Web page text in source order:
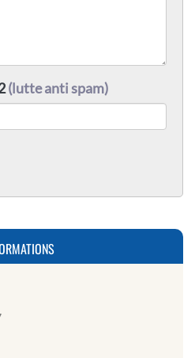
(lutte anti spam)